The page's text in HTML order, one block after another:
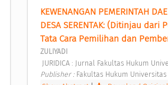
KEWENANGAN PEMERINTAH
DESA SERENTAK: (Ditinjau
Tata Cara Pemilihan dan
ZULIYADI
JURIDICA : Jurnal Fakultas Hukum
Publisher : Fakultas Hukum Universitas